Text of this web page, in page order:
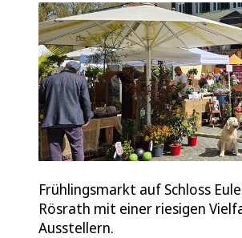
Frühlingsmarkt auf Schloss
Rösrath mit einer riesigen
Ausstellern.